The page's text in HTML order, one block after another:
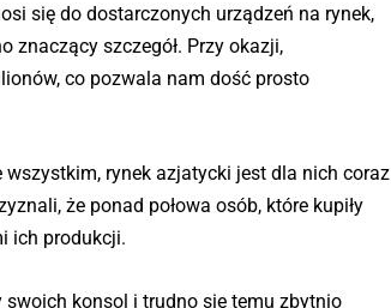
się do dostarczonych urządzeń na rynek,
znaczący szczegół. Przy okazji,
co pozwala nam dość prosto
rynek azjatycki jest dla nich coraz
że ponad połowa osób, które kupiły
ich produkcji.
konsol i trudno się temu zbytnio